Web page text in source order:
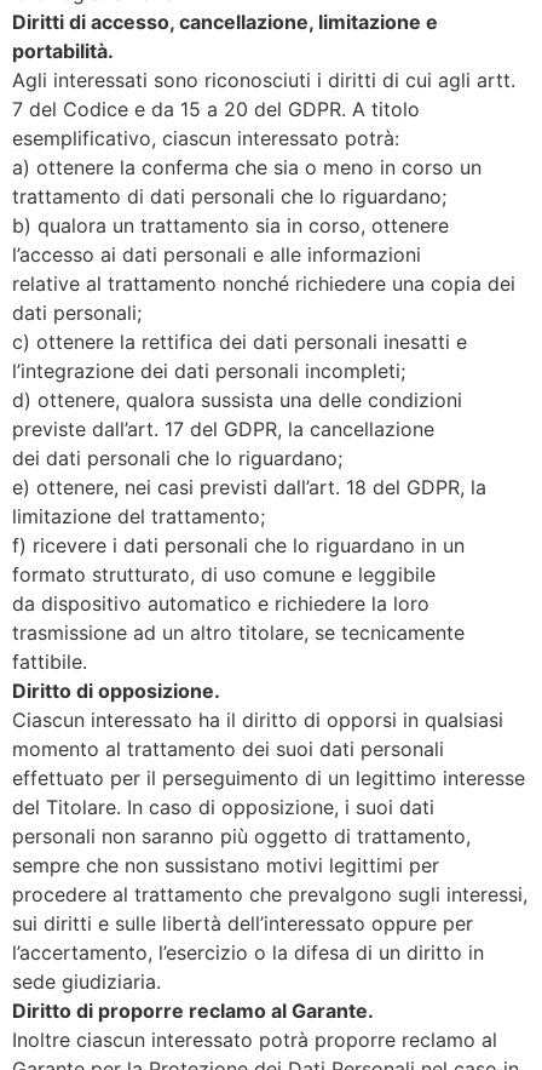
Diritti di accesso, cancellazione, limitazione e
portabilità.
Agli interessati sono riconosciuti i diritti di cui agli artt.
7 del Codice e da 15 a 20 del GDPR. A titolo
esemplificativo, ciascun interessato potrà:
a) ottenere la conferma che sia o meno in corso un
trattamento di dati personali che lo riguardano;
b) qualora un trattamento sia in corso, ottenere
l’accesso ai dati personali e alle informazioni
relative al trattamento nonché richiedere una copia dei
dati personali;
c) ottenere la rettifica dei dati personali inesatti e
l’integrazione dei dati personali incompleti;
d) ottenere, qualora sussista una delle condizioni
previste dall’art. 17 del GDPR, la cancellazione
dei dati personali che lo riguardano;
e) ottenere, nei casi previsti dall’art. 18 del GDPR, la
limitazione del trattamento;
f) ricevere i dati personali che lo riguardano in un
formato strutturato, di uso comune e leggibile
da dispositivo automatico e richiedere la loro
trasmissione ad un altro titolare, se tecnicamente
fattibile.
Diritto di opposizione.
Ciascun interessato ha il diritto di opporsi in qualsiasi
momento al trattamento dei suoi dati personali
effettuato per il perseguimento di un legittimo interesse
del Titolare. In caso di opposizione, i suoi dati
personali non saranno più oggetto di trattamento,
sempre che non sussistano motivi legittimi per
procedere al trattamento che prevalgono sugli interessi,
sui diritti e sulle libertà dell’interessato oppure per
l’accertamento, l’esercizio o la difesa di un diritto in
sede giudiziaria.
Diritto di proporre reclamo al Garante.
Inoltre ciascun interessato potrà proporre reclamo al